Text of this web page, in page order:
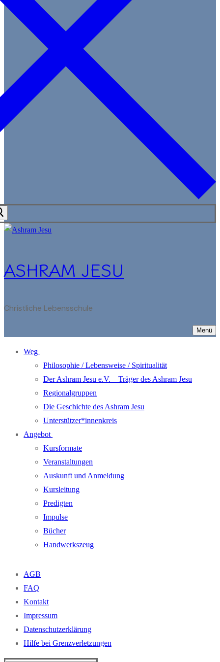
ASHRAM JESU
Christliche Lebensschule
Menü
Weg
Philosophie / Lebensweise / Spiritualität
Der Ashram Jesu e.V. – Träger des Ashram Jesu
Regionalgruppen
Die Geschichte des Ashram Jesu
Unterstützer*innenkreis
Angebot
Kursformate
Veranstaltungen
Auskunft und Anmeldung
Kursleitung
Predigten
Impulse
Bücher
Handwerkszeug
AGB
FAQ
Kontakt
Impressum
Datenschutzerklärung
Hilfe bei Grenzverletzungen